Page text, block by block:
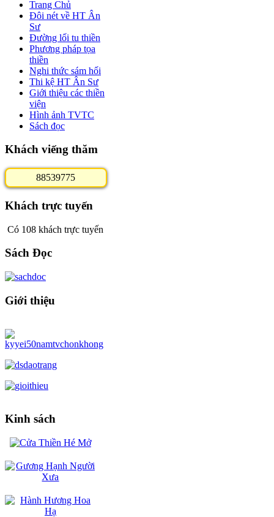
Trang Chủ
Đôi nét về HT Ân
Sư
Đường lối tu thiền
Phương pháp tọa
thiền
Nghi thức sám hối
Thi kệ HT Ân Sư
Giới thiệu các thiền
viện
Hình ảnh TVTC
Sách đọc
Khách viếng thăm
88539775
Khách trực tuyến
Có 108 khách trực tuyến
Sách Đọc
Giới thiệu
Kinh sách